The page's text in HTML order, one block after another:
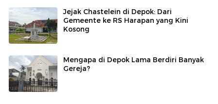
Jejak Chastelein di Depok: Dari
Gemeente ke RS Harapan yang Kini
Kosong
Mengapa di Depok Lama Berdiri Banyak
Gereja?